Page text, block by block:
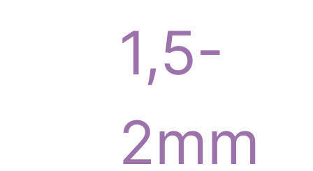
o
d
1,5-
2mm